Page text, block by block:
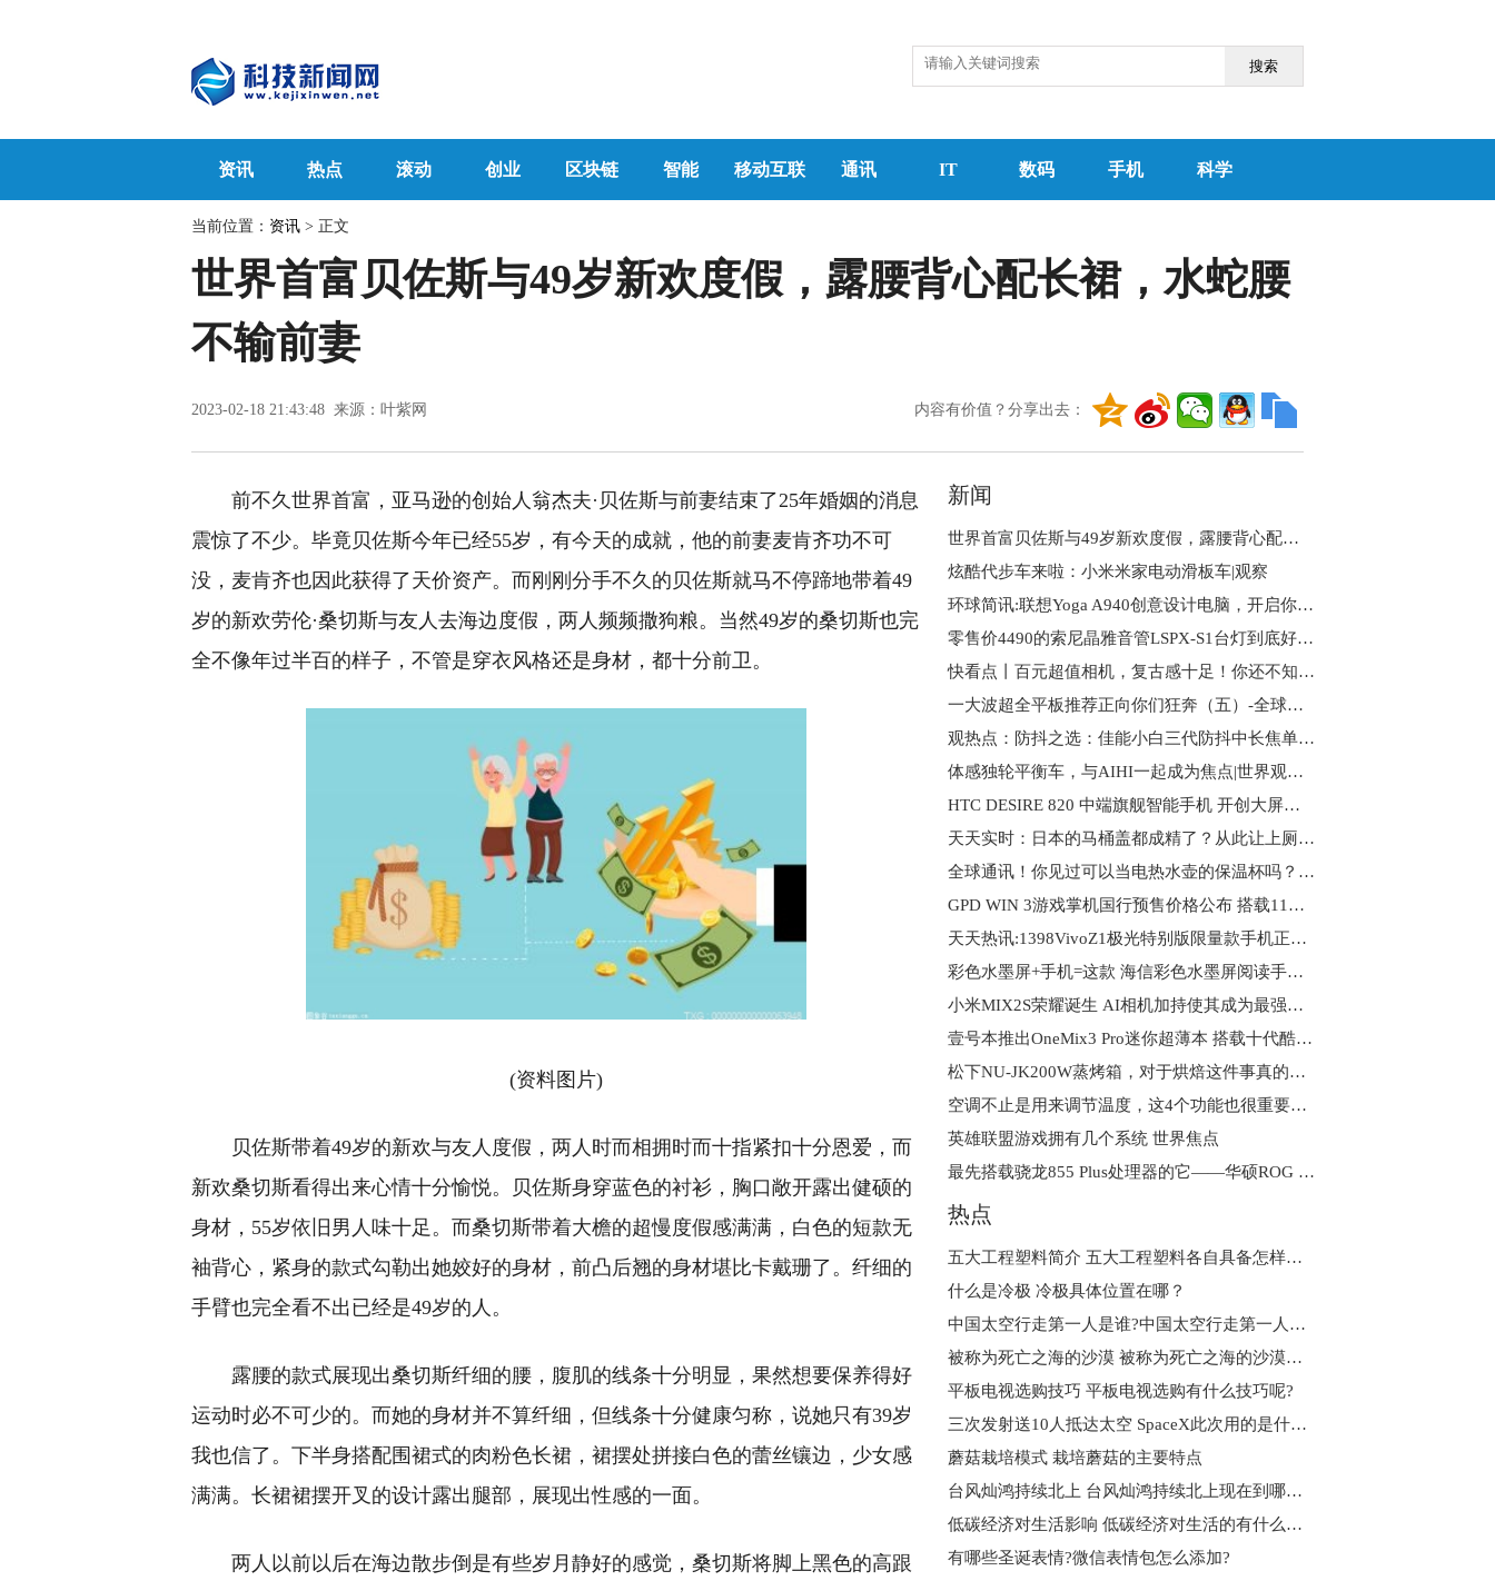
搜索
资讯 热点 滚动 创业 区块链 智能 移动互联 通讯 IT 数码 手机 科学
当前位置： 资讯 > 正文
世界首富贝佐斯与49岁新欢度假，露腰背心配长裙，水蛇腰
不输前妻
2023-02-18 21:43:48 来源：叶紫网 内容有价值？分享出去：
前不久世界首富，亚马逊的创始人翁杰夫·贝佐斯与前妻结束了25年婚姻的消息
震惊了不少。毕竟贝佐斯今年已经55岁，有今天的成就，他的前妻麦肯齐功不可
没，麦肯齐也因此获得了天价资产。而刚刚分手不久的贝佐斯就马不停蹄地带着49
岁的新欢劳伦·桑切斯与友人去海边度假，两人频频撒狗粮。当然49岁的桑切斯也完
全不像年过半百的样子，不管是穿衣风格还是身材，都十分前卫。
(资料图片)
贝佐斯带着49岁的新欢与友人度假，两人时而相拥时而十指紧扣十分恩爱，而
新欢桑切斯看得出来心情十分愉悦。贝佐斯身穿蓝色的衬衫，胸口敞开露出健硕的
身材，55岁依旧男人味十足。而桑切斯带着大檐的超慢度假感满满，白色的短款无
袖背心，紧身的款式勾勒出她姣好的身材，前凸后翘的身材堪比卡戴珊了。纤细的
手臂也完全看不出已经是49岁的人。
露腰的款式展现出桑切斯纤细的腰，腹肌的线条十分明显，果然想要保养得好
运动时必不可少的。而她的身材并不算纤细，但线条十分健康匀称，说她只有39岁
我也信了。下半身搭配围裙式的肉粉色长裙，裙摆处拼接白色的蕾丝镶边，少女感
满满。长裙裙摆开叉的设计露出腿部，展现出性感的一面。
两人以前以后在海边散步倒是有些岁月静好的感觉，桑切斯将脚上黑色的高跟
新闻
世界首富贝佐斯与49岁新欢度假，露腰背心配长裙，水蛇腰不输前妻
炫酷代步车来啦：小米米家电动滑板车|观察
环球简讯:联想Yoga A940创意设计电脑，开启你的灵感之旅
零售价4490的索尼晶雅音管LSPX-S1台灯到底好在哪里_环球短讯
快看点丨百元超值相机，复古感十足！你还不知道？
一大波超全平板推荐正向你们狂奔（五）-全球微速讯
观热点：防抖之选：佳能小白三代防抖中长焦单反镜头
体感独轮平衡车，与AIHI一起成为焦点|世界观热点
HTC DESIRE 820 中端旗舰智能手机 开创大屏幕移动设备全新视野
天天实时：日本的马桶盖都成精了？从此让上厕所成为一种享受。
全球通讯！你见过可以当电热水壶的保温杯吗？这款集米暖行杯就很奶思！！
GPD WIN 3游戏掌机国行预售价格公布 搭载11代Tiger Lake-U 4799元起售
天天热讯:1398VivoZ1极光特别版限量款手机正在秒杀。
彩色水墨屏+手机=这款 海信彩色水墨屏阅读手机！！
小米MIX2S荣耀诞生 AI相机加持使其成为最强拍照手机 环球要闻
壹号本推出OneMix3 Pro迷你超薄本 搭载十代酷睿 售价6999元
松下NU-JK200W蒸烤箱，对于烘焙这件事真的是一秒心动啊~-环球最新
空调不止是用来调节温度，这4个功能也很重要！_环球最新
英雄联盟游戏拥有几个系统 世界焦点
最先搭载骁龙855 Plus处理器的它——华硕ROG Phone 2手机！！！|当前简讯
热点
五大工程塑料简介 五大工程塑料各自具备怎样的特点？
什么是冷极 冷极具体位置在哪？
中国太空行走第一人是谁?中国太空行走第一人介绍
被称为死亡之海的沙漠 被称为死亡之海的沙漠是什么？
平板电视选购技巧 平板电视选购有什么技巧呢?
三次发射送10人抵达太空 SpaceX此次用的是什么飞船？
蘑菇栽培模式 栽培蘑菇的主要特点
台风灿鸿持续北上 台风灿鸿持续北上现在到哪了？
低碳经济对生活影响 低碳经济对生活的有什么影响？
有哪些圣诞表情?微信表情包怎么添加?